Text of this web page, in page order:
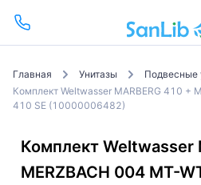
Главная Унитазы Подвесные
Комплект Weltwasser MARBERG 410 +
410 SE (10000006482)
Комплект Weltwasser
MERZBACH 004 MT-